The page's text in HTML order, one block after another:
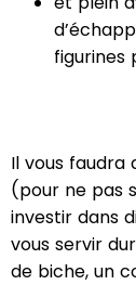
figurines
Il vous faudra
(pour ne pas
investir dans
vous servir
de biche, un